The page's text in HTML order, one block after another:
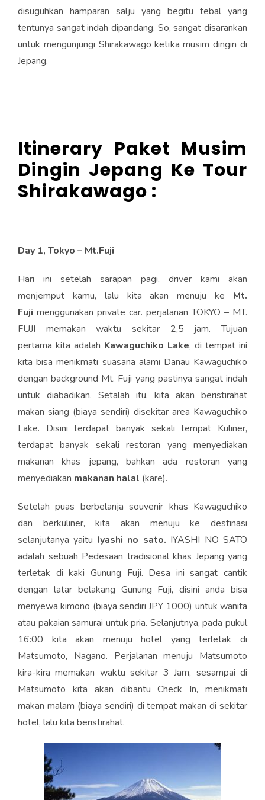
disuguhkan hamparan salju yang begitu tebal yang
tentunya sangat indah dipandang. So, sangat disarankan
untuk mengunjungi Shirakawago ketika musim dingin di
Jepang.
Itinerary Paket Musim
Dingin Jepang Ke Tour
Shirakawago :
Day 1, Tokyo – Mt.Fuji
Hari ini setelah sarapan pagi, driver kami akan
menjemput kamu, lalu kita akan menuju ke Mt.
Fuji menggunakan private car. perjalanan TOKYO – MT.
FUJI memakan waktu sekitar 2,5 jam. Tujuan
pertama kita adalah Kawaguchiko Lake, di tempat ini
kita bisa menikmati suasana alami Danau Kawaguchiko
dengan background Mt. Fuji yang pastinya sangat indah
untuk diabadikan. Setalah itu, kita akan beristirahat
makan siang (biaya sendiri) disekitar area Kawaguchiko
Lake. Disini terdapat banyak sekali tempat Kuliner,
terdapat banyak sekali restoran yang menyediakan
makanan khas jepang, bahkan ada restoran yang
menyediakan makanan halal (kare).
Setelah puas berbelanja souvenir khas Kawaguchiko
dan berkuliner, kita akan menuju ke destinasi
selanjutanya yaitu Iyashi no sato. IYASHI NO SATO
adalah sebuah Pedesaan tradisional khas Jepang yang
terletak di kaki Gunung Fuji. Desa ini sangat cantik
dengan latar belakang Gunung Fuji, disini anda bisa
menyewa kimono (biaya sendiri JPY 1000) untuk wanita
atau pakaian samurai untuk pria. Selanjutnya, pada pukul
16:00 kita akan menuju hotel yang terletak di
Matsumoto, Nagano. Perjalanan menuju Matsumoto
kira-kira memakan waktu sekitar 3 Jam, sesampai di
Matsumoto kita akan dibantu Check In, menikmati
makan malam (biaya sendiri) di tempat makan di sekitar
hotel, lalu kita beristirahat.